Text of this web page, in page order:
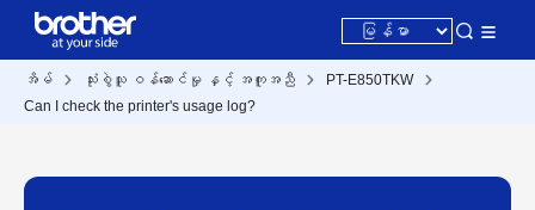
အိမ် သုံးစွဲသူ ဝန်ဆောင်မှု နှင့် အကူအညီ
PT-E850TKW
Can I check the printer's usage log?